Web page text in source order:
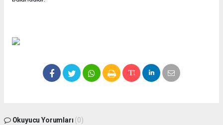
Okuyucu Yorumları (0)